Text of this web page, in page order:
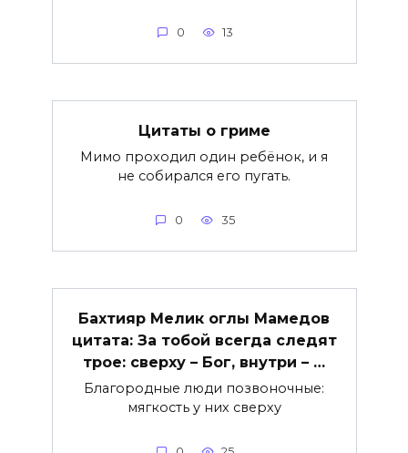
0 13
Цитаты о гриме
Мимо проходил один ребёнок, и я
не собирался его пугать.
0 35
Бахтияр Мелик оглы Мамедов
цитата: За тобой всегда следят
трое: сверху – Бог, внутри – …
Благородные люди позвоночные:
мягкость у них сверху